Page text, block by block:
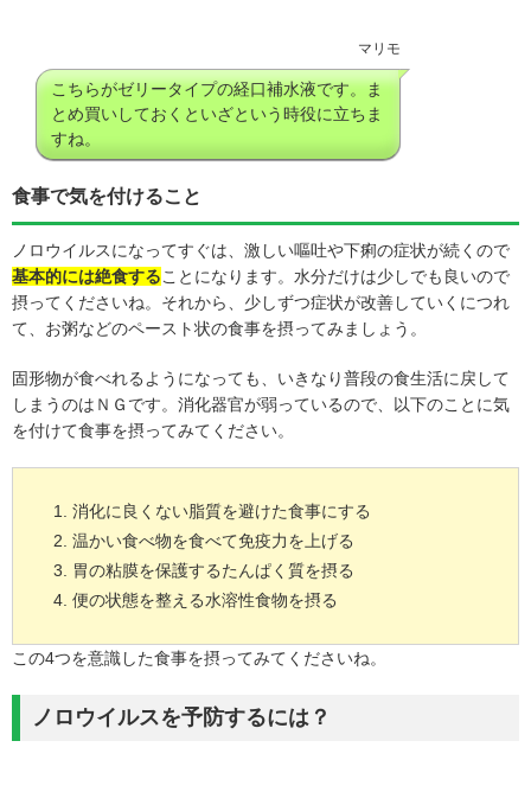
マリモ
こちらがゼリータイプの経口補水液です。ま
とめ買いしておくといざという時役に立ちま
すね。
食事で気を付けること
ノロウイルスになってすぐは、激しい嘔吐や下痢の症状が続くので
基本的には絶食することになります。水分だけは少しでも良いので
摂ってくださいね。それから、少しずつ症状が改善していくにつれ
て、お粥などのペースト状の食事を摂ってみましょう。
固形物が食べれるようになっても、いきなり普段の食生活に戻して
しまうのはＮＧです。消化器官が弱っているので、以下のことに気
を付けて食事を摂ってみてください。
消化に良くない脂質を避けた食事にする
温かい食べ物を食べて免疫力を上げる
胃の粘膜を保護するたんぱく質を摂る
便の状態を整える水溶性食物を摂る
この4つを意識した食事を摂ってみてくださいね。
ノロウイルスを予防するには？